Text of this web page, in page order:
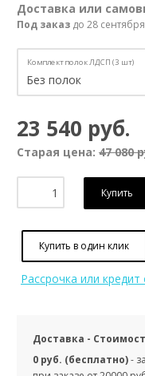
Доставка или
Под заказ до 28
Комплект полок ЛДСП (3 шт)
23 540 руб.
Старая цена: 47 080
Купить
Купить в один клик
Рассрочка или кредит
Доставка -
0 руб. (бесплатно)-